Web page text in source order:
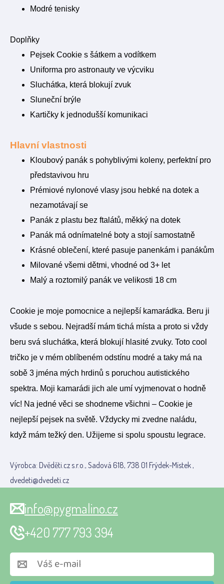
Modré tenisky
Doplňky
Pejsek Cookie s šátkem a vodítkem
Uniforma pro astronauty ve výcviku
Sluchátka, která blokují zvuk
Sluneční brýle
Kartičky k jednodušší komunikaci
Hlavní vlastnosti
Kloubový panák s pohyblivými koleny, perfektní pro
představivou hru
Prémiové nylonové vlasy jsou hebké na dotek a
nezamotávají se
Panák z plastu bez ftalátů, měkký na dotek
Panák má odnímatelné boty a stojí samostatně
Krásné oblečení, které pasuje panenkám i panákům
Milované všemi dětmi, vhodné od 3+ let
Malý a roztomilý panák ve velikosti 18 cm
Cookie je moje pomocnice a nejlepší kamarádka. Beru ji
všude s sebou. Nejradší mám tichá místa a proto si vždy
beru svá sluchátka, která blokují hlasité zvuky. Toto cool
tričko je v mém oblíbeném odstínu modré a taky má na
sobě 3 jména mých hrdinů s poruchou autistického
spektra. Moji kamarádi jich ale umí vyjmenovat o hodně
víc! Na jedné věci se shodneme všichni – Cookie je
nejlepší pejsek na světě. Vždycky mi zvedne naládu,
když mám težký den. Užijeme si spolu spoustu legrace.
Výrobca: Dvěděti.cz s.r.o., Sadová 618, 738 01 Frýdek-Místek ,
dvedeti@dvedeti.cz
info@pygmalino.cz
+420 777 793 394